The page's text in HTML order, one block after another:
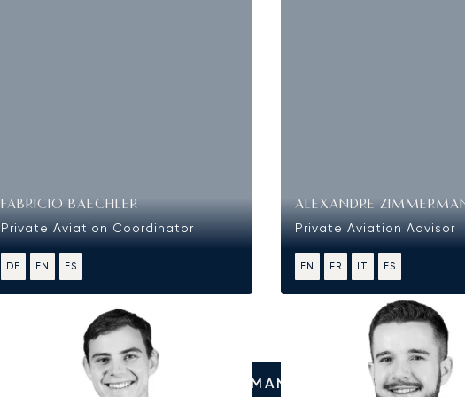
FABRICIO BAECHLER
Private Aviation Coordinator
DE EN ES
ALEXANDRE
Private Aviation Advisor
EN FR IT ES
LLÁMANOS